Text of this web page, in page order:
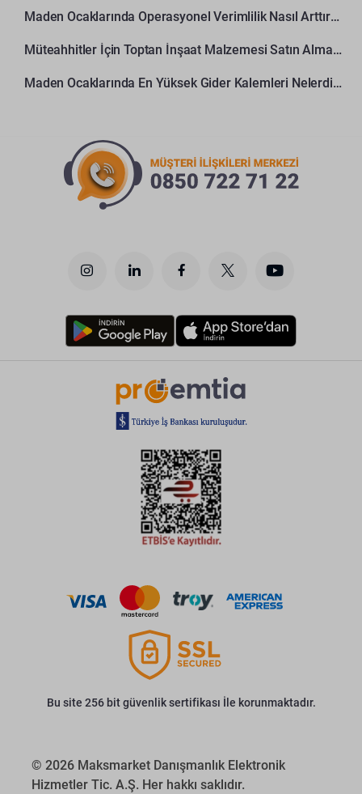
Maden Ocaklarında Operasyonel Verimlilik Nasıl Arttırılır?
Müteahhitler İçin Toptan İnşaat Malzemesi Satın Alma Rehberi
Maden Ocaklarında En Yüksek Gider Kalemleri Nelerdir?
Bu site 256 bit güvenlik sertifikası İle korunmaktadır.
© 2026 Maksmarket Danışmanlık Elektronik
Hizmetler Tic. A.Ş. Her hakkı saklıdır.